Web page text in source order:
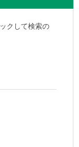
クして検索の